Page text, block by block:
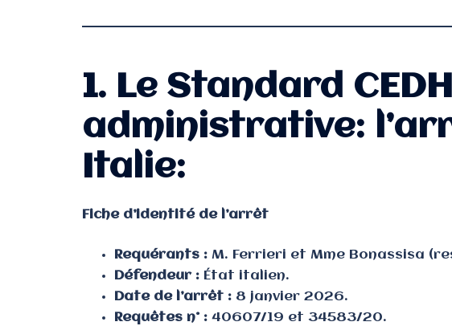
1. Le Standard
administrative:
Italie:
Fiche d’identité de l’arrêt
Requérants : M. Ferrieri et Mme Bonassisa
Défendeur : État italien.
Date de l’arrêt : 8 janvier 2026.
Requêtes n° : 40607/19 et 34583/20.